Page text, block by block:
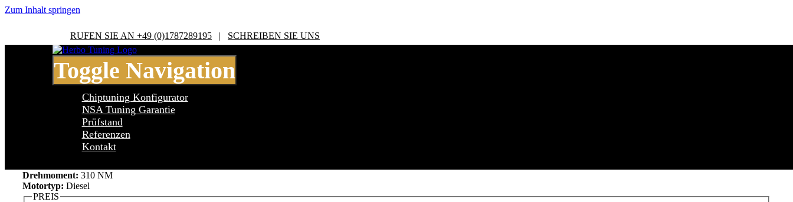
Zum Inhalt springen
RUFEN SIE AN +49 (0)1787289195 | SCHREIBEN SIE UNS
Toggle Navigation
Chiptuning Konfigurator
NSA Tuning Garantie
Prüfstand
Referenzen
Kontakt
Audi A4 B6 2.5 V6 TDI
Drehmoment: 310 NM
Motortyp: Diesel
PREIS